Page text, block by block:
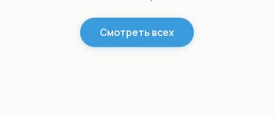
Смотреть всех